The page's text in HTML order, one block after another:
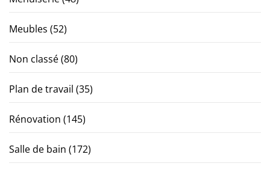
Meubles (52)
Non classé(80)
Plan de travail (35)
Rénovation (145)
Salle de bain (172)